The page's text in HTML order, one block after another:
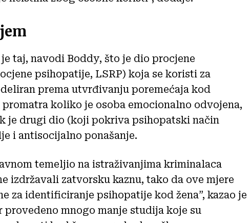
taj, navodi Boddy, što je dio procjene
psihopatije, LSRP) koja se koristi za
prema utvrđivanju poremećaja kod
koliko je osoba emocionalno odvojena,
je drugi dio (koji pokriva psihopatski način
i antisocijalno ponašanje.
temeljio na istraživanjima kriminalaca
izdržavali zatvorsku kaznu, tako da ove mjere
za identificiranje psihopatije kod žena”, kazao je
mnogo manje studija koje su